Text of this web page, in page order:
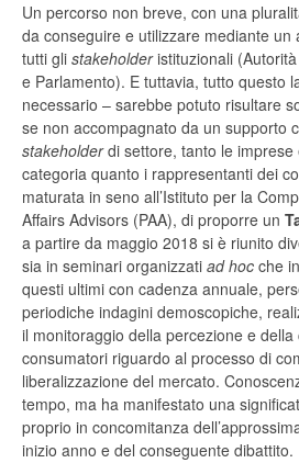
Un percorso non breve, con una
da conseguire e utilizzare mediante un
tutti gli stakeholderistituzionali
e Parlamento). E tuttavia, tutto questo
necessario – sarebbe potuto risultare
se non accompagnato da un supporto
stakeholderdi settore, tanto le imprese
categoria quanto i rappresentanti dei
maturata in seno all’Istituto per la
Affairs Advisors (PAA), di proporre un
a partire da maggio 2018 si è riunito
sia in seminari organizzati ad hoc che
questi ultimi con cadenza annuale,
periodiche indagini demoscopiche,
il monitoraggio della percezione e
consumatori riguardo al processo di
liberalizzazione del mercato.
tempo, ma ha manifestato una
proprio in concomitanza
inizio anno e del conseguente dibattito.